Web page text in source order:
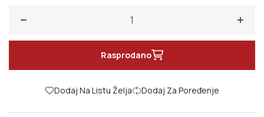
Smanji količinu za Kafka na obali mora
Rasprodano
Dodaj Na Listu Želja Dodaj Za Poređenje